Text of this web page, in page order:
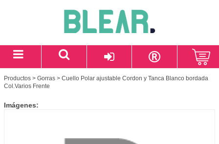
Productos > Gorras > Cuello Polar ajustable Cordon y Tanca Blanco bordada
Col.Varios Frente
Imágenes: